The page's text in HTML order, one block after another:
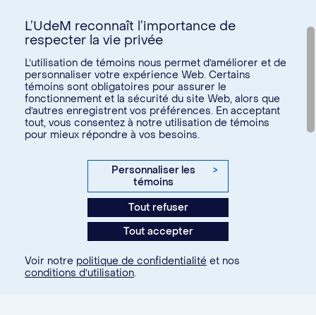
Je m'inscris
Nous joindre
Voir tous les liens
Calendrier de la vie étudiante
Ateliers culturels
Expérience étudiante
Espace entreprises
Aide financière et emploi
Espace ressources SVE
À propos
Confidentialité
Conditions d’utilisation
Paramètres des témoins
Agence webKryzalid
communauté étudiante
Je fais partie de la communauté...
L’UdeM reconnaît l’importance de
respecter la vie privée
L’utilisation de témoins nous permet d’améliorer et de
personnaliser votre expérience Web. Certains
témoins sont obligatoires pour assurer le
fonctionnement et la sécurité du site Web, alors que
d’autres enregistrent vos préférences. En acceptant
tout, vous consentez à notre utilisation de témoins
pour mieux répondre à vos besoins.
Personnaliser les
témoins
>
Tout refuser
Tout accepter
Voir notre politique de confidentialité et nos
conditions d’utilisation.